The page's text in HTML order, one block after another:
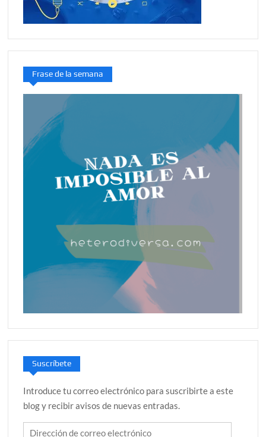
Frase de la semana
Suscríbete
Introduce tu correo electrónico para suscribirte a este
blog y recibir avisos de nuevas entradas.
Dirección